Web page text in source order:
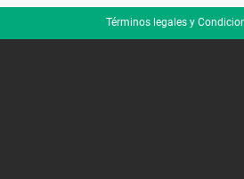
Términos legales y